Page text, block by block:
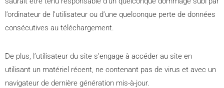
l’ordinateur de l’utilisateur ou d’une quelconque perte de données
consécutives au téléchargement.
De plus, l’utilisateur du site s’engage à accéder au site en
utilisant un matériel récent, ne contenant pas de virus et avec un
navigateur de dernière génération mis-à-jour.